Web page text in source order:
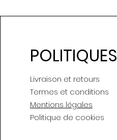
POLITIQUES
Livraison et retours
Termes et conditions
Mentions légales
Politique de cookies